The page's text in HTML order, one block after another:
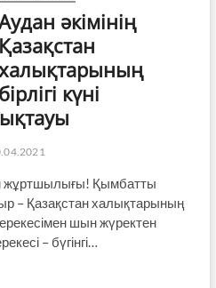
әкімінің
Қазақстан
бірлігі күні
жұртшылығы! Қымбатты
– Қазақстан халықтарының
шын жүректен
– бүгінгі…